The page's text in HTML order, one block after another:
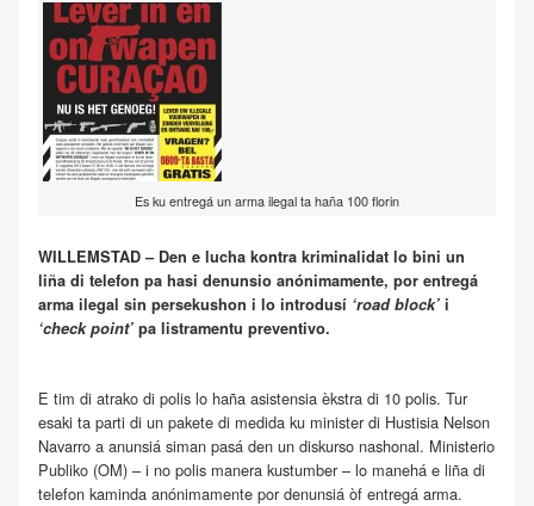
Es ku entregá un arma ilegal ta haña 100 florin
WILLEMSTAD – Den e lucha kontra kriminalidat lo bini un
liña di telefon pa hasi denunsio anónimamente, por entregá
arma ilegal sin persekushon i lo introdusí ‘road block’ i
‘check point’ pa listramentu preventivo.
E tim di atrako di polis lo haña asistensia èkstra di 10 polis. Tur
esaki ta parti di un pakete di medida ku minister di Hustisia Nelson
Navarro a anunsiá siman pasá den un diskurso nashonal. Ministerio
Publiko (OM) – i no polis manera kustumber – lo manehá e liña di
telefon kaminda anónimamente por denunsiá òf entregá arma.